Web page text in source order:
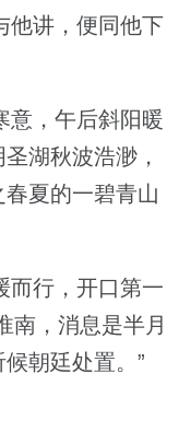
讲，便同他下
，午后斜阳暖
湖秋波浩渺，
夏的一碧青山
行，开口第一
南，消息是半月
朝廷处置。”